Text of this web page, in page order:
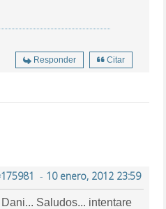
Responder Citar
- 10 enero, 2012 23:59
Saludos... intentare